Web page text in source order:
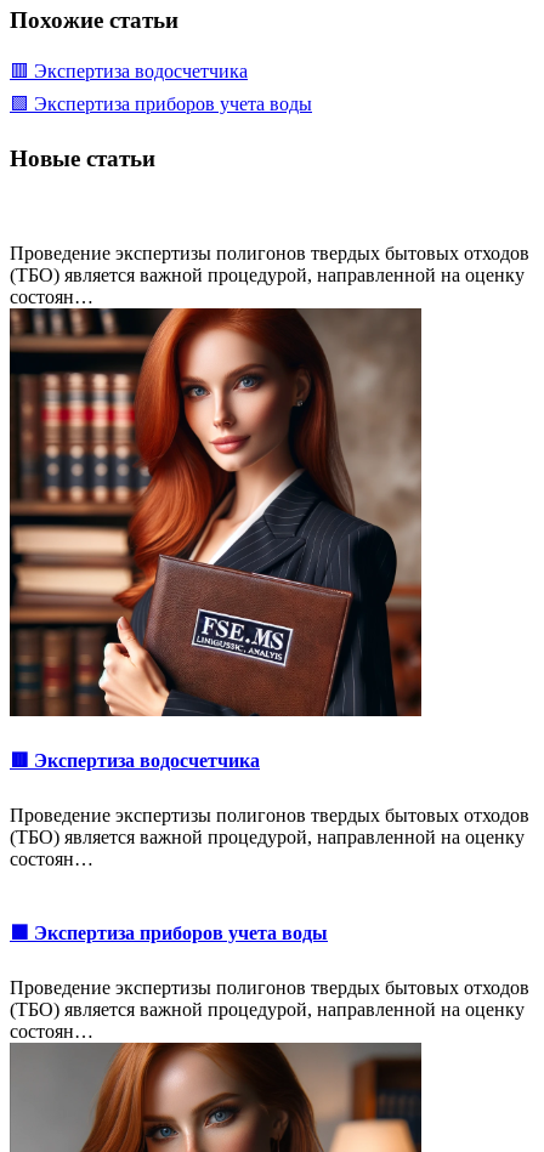
Похожие статьи
🟥 Экспертиза водосчетчика
🟩 Экспертиза приборов учета воды
Новые статьи
Проведение экспертизы полигонов твердых бытовых отходов
(ТБО) является важной процедурой, направленной на оценку
состоян…
🟥 Экспертиза водосчетчика
Проведение экспертизы полигонов твердых бытовых отходов
(ТБО) является важной процедурой, направленной на оценку
состоян…
🟩 Экспертиза приборов учета воды
Проведение экспертизы полигонов твердых бытовых отходов
(ТБО) является важной процедурой, направленной на оценку
состоян…